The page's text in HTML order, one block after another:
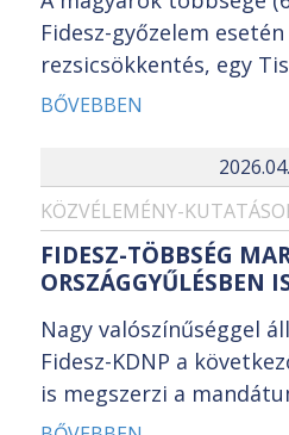
Fidesz-győzelem
rezsicsökkentés, egy
BŐVEBBEN
KÖZVÉLEMÉNY-
FIDESZ-TÖBBSÉG
ORSZÁGGYŰLÉSBEN
Nagy valószínűséggel
Fidesz-KDNP a
is megszerzi a